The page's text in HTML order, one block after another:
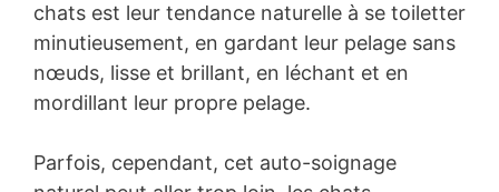
chats est leur tendance naturelle à se toiletter
minutieusement, en gardant leur pelage sans
nœuds, lisse et brillant, en léchant et en
mordillant leur propre pelage.
Parfois, cependant, cet auto-soignage